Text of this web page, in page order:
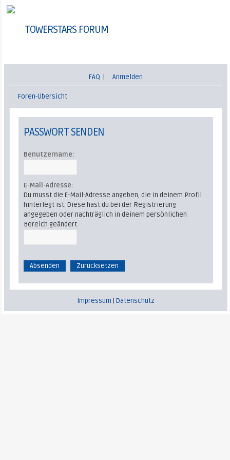
TOWERSTARS FORUM
FAQ Anmelden
Foren-Übersicht
PASSWORT SENDEN
Benutzername:
E-Mail-Adresse:
Du musst die E-Mail-Adresse angeben, die in deinem Profil
hinterlegt ist. Diese hast du bei der Registrierung
angegeben oder nachträglich in deinem persönlichen
Bereich geändert.
Impressum |Datenschutz